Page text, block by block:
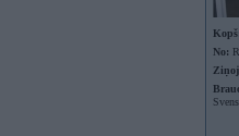
Kopš:
No: